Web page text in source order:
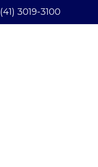
(41) 3019-3100